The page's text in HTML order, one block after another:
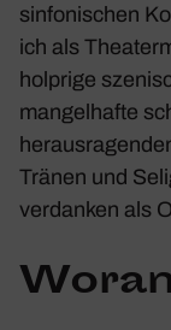
sinfo­ni­schen
ich als
holp­rige
mangel­hafte
Tränen und
verdanken als